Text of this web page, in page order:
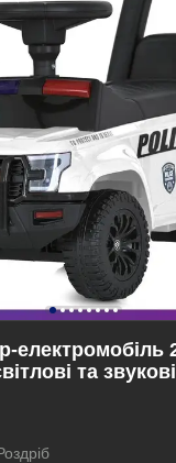
електромобіль
та